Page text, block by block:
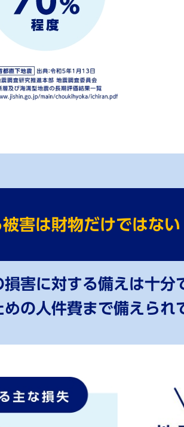
害は財物だけではない
害に対する備えは⼗
の⼈件費まで備えられ